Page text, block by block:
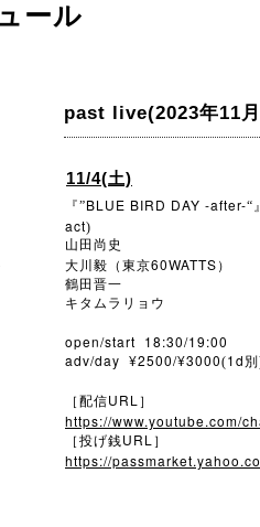
ール
past live(2023年11
11/4(土)
『”BLUE BIRD DAY -after-“』
act)
山田尚史
大川毅（東京60WATTS ）
鶴田晋一
キタムラリョウ
open/start 18:30/19:00
adv/day ¥2500/¥3000(1d
［配信URL ］
https://www.youtube.com/
［投げ銭URL ］
https://